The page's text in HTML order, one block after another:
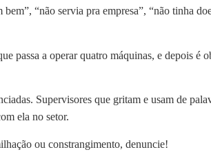
“não servia pra empresa”, “não tinha
passa a operar quatro máquinas, e depois é
Supervisores que gritam e usam de
ela no setor.
ou constrangimento, denuncie!